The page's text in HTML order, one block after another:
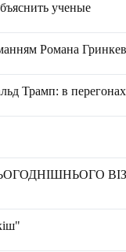
ученые
Романа
Трамп: в